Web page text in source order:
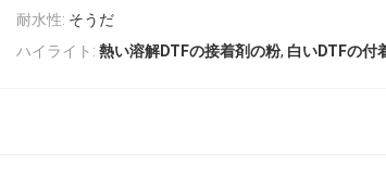
耐水性: そうだ
ハイライト: 熱い溶解DTFの接着剤の粉, 白いDTFの付